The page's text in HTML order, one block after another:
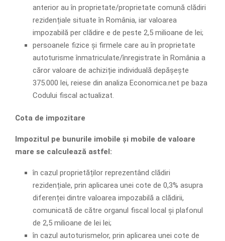
anterior au în proprietate/proprietate comună clădiri
rezidențiale situate în România, iar valoarea
impozabilă per clădire e de peste 2,5 milioane de lei;
persoanele fizice și firmele care au în proprietate
autoturisme înmatriculate/înregistrate în România a
căror valoare de achiziție individuală depășește
375.000 lei, reiese din analiza Economica.net pe baza
Codului fiscal actualizat.
Cota de impozitare
Impozitul pe bunurile imobile și mobile de valoare
mare se calculează astfel:
în cazul proprietăților reprezentând clădiri
rezidențiale, prin aplicarea unei cote de 0,3% asupra
diferenței dintre valoarea impozabilă a clădirii,
comunicată de către organul fiscal local și plafonul
de 2,5 milioane de lei lei;
în cazul autoturismelor, prin aplicarea unei cote de